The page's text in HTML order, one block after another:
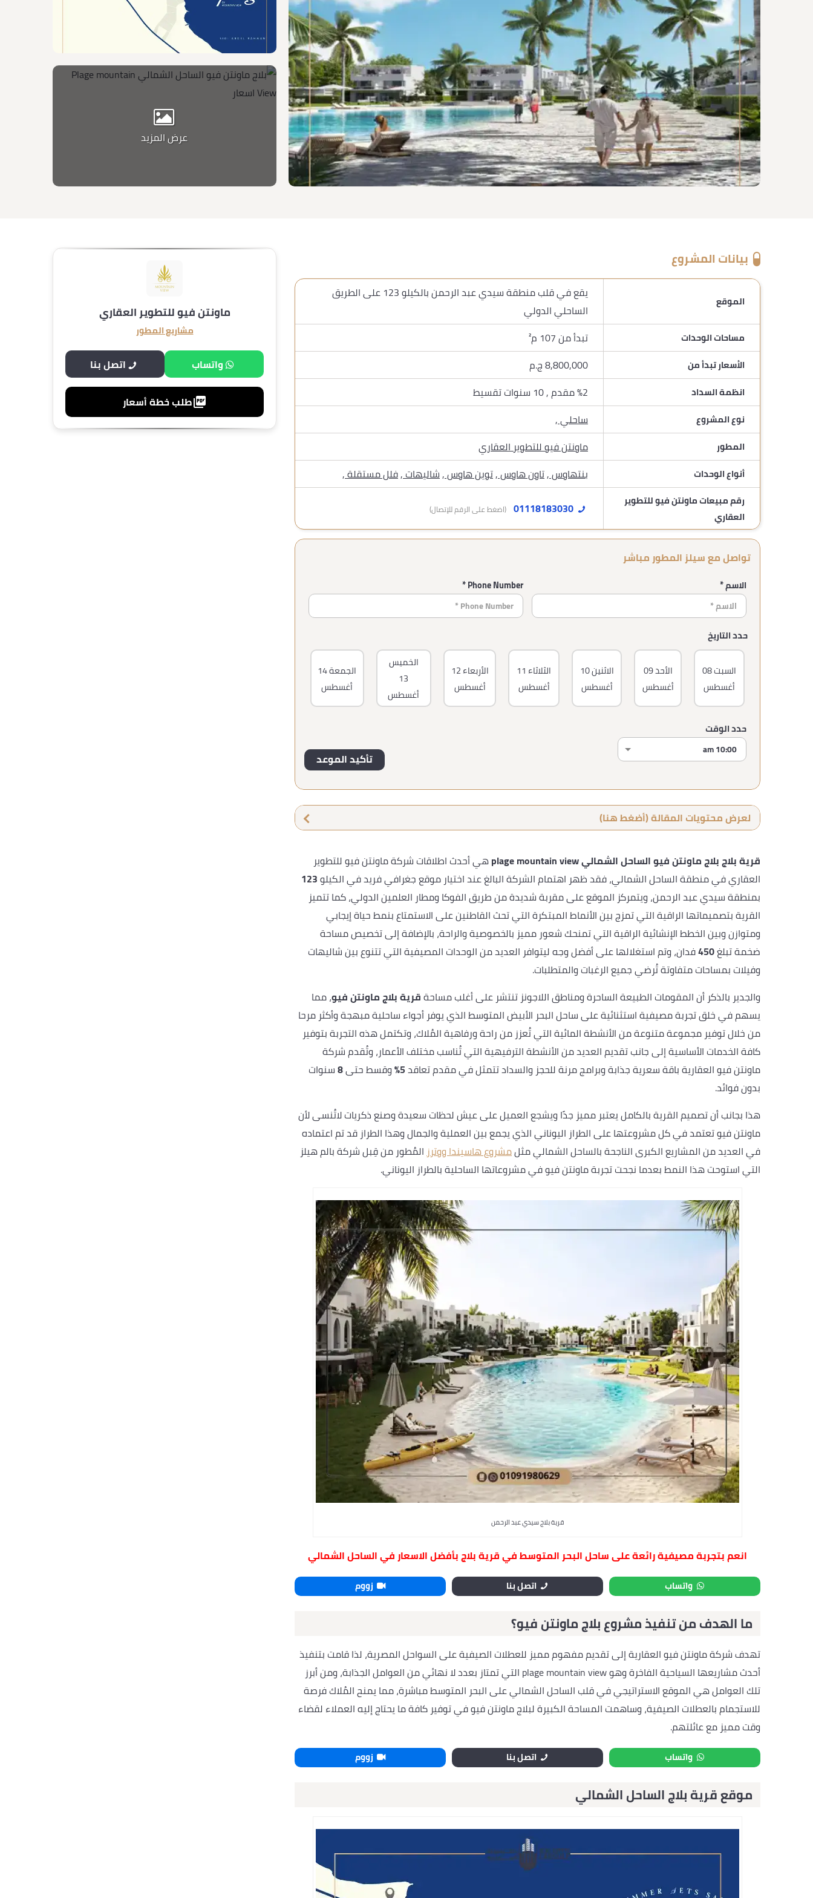
عرض المزيد
بيانات المشروع
الموقع
يقع في قلب منطقة سيدي عبد الرحمن بالكيلو 123 على الطريق
الساحلي الدولي
مساحات الوحدات تبدأ من 107 م²
الأسعار تبدأ من 8,800,000 ج.م
انظمة السداد %2 مقدم , 10 سنوات تقسيط
نوع المشروع ساحلي,
المطور ماونتن فيو للتطوير العقاري
أنواع الوحدات بنتهاوس,تاون هاوس,توين هاوس,شاليهات,فلل مستقلة,
رقم مبيعات ماونتن فيو للتطوير
العقاري
01118183030 (اضغط على الرقم للإتصال)
تواصل مع سيلز المطور مباشر
الاسم * Phone Number *
حدد التاريخ
السبت08
أغسطس
الأحد09
أغسطس
الاثنين10
أغسطس
الثلاثاء 11
أغسطس
الأربعاء12
أغسطس
الخميس
13
أغسطس
الجمعة14
أغسطس
حدد الوقت
لعرض محتويات المقالة (أضغط هنا)
قرية بلاج بلاج ماونتن فيو الساحل الشمالي plage mountain view
هي أحدث اطلاقات شركة ماونتن فيو للتطوير
العقاري في منطقة الساحل الشمالي، فقد ظهر اهتمام الشركة البالغ عند اختيار موقع جغرافي فريد في الكيلو123
بمنطقة سيدي عبد الرحمن، ويتمركز الموقع على مقربة شديدة من طريق الفوكا ومطار العلمين الدولي، كما تتميز
القرية بتصميماتها الراقية التي تمزج بين الأنماط المبتكرة التي تحث القاطنين على الاستمتاع بنمط حياة إيجابي
ومتوازن وبين الخطط الإنشائية الراقية التي تمنحك شعور مميز بالخصوصية والراحة، بالإضافة إلى تخصيص مساحة
ضخمة تبلغ450فدان، وتم استغلالها على أفضل وجه ليتوافر العديد من الوحدات المصيفية التي تتنوع بين شاليهات
وفيلات بمساحات متفاوتة تُرضي جميع الرغبات والمتطلبات.
والجدير بالذكر أن المقومات الطبيعة الساحرة ومناطق اللاجونز تنتشر على أغلب مساحةقرية بلاج ماونتن فيو، مما
يسهم في خلق تجربة مصيفية استثنائية على ساحل البحر الأبيض المتوسط الذي يوفر أجواء ساحلية مبهجة وأكثر مرحا
من خلال توفير مجموعة متنوعة من الأنشطة المائية التي تُعزز من راحة ورفاهية المُلاك، وتكتمل هذه التجربة بتوفير
كافة الخدمات الأساسية إلى جانب تقديم العديد من الأنشطة الترفيهية التي تُناسب مختلف الأعمار، وتُقدم شركة
ماونتن فيو العقارية باقة سعرية جذابة وبرامج مرنة للحجز والسداد تتمثل في مقدم تعاقد5% وقسط حتى8سنوات
بدون فوائد.
هذا بجانب أن تصميم القرية بالكامل يعتبر مميز جدًا ويشجع العميل على عيش لحظات سعيدة وصنع ذكريات لاتُنسى لأن
ماونتن فيو تعتمد في كل مشروعتها على الطراز اليوناني الذي يجمع بين العملية والجمال وهذا الطراز قد تم اعتماده
في العديد من المشاريع الكبرى الناجحة بالساحل الشمالي مثلمشروع هاسيندا ووترزالمُطور من قِبل شركة بالم هيلز
التي استوحت هذا النمط بعدما نجحت تجربة ماونتن فيو في مشروعاتها الساحلية بالطراز اليوناني.
قرية بلاج سيدي عبد الرحمن
انعم بتجربة مصيفية رائعة على ساحل البحر المتوسط في قرية بلاج بأفضل الاسعار في الساحل الشمالي
واتساب اتصل بنا زووم
ما الهدف من تنفيذ مشروع بلاج ماونتن فيو؟
تهدف شركة ماونتن فيو العقارية إلى تقديم مفهوم مميز للعطلات الصيفية على السواحل المصرية، لذا قامت بتنفيذ
أحدث مشاريعها السياحية الفاخرة وهو plage mountain view التي تمتاز بعدد لا نهائي من العوامل الجذابة، ومن أبرز
تلك العوامل هي الموقع الاستراتيجي في قلب الساحل الشمالي على البحر المتوسط مباشرة، مما يمنح المُلاك فرصة
للاستجمام بالعطلات الصيفية، وساهمت المساحة الكبيرة لبلاج ماونتن فيو في توفير كافة ما يحتاج إليه العملاء لقضاء
وقت مميز مع عائلتهم.
واتساب اتصل بنا زووم
موقع قرية بلاج الساحل الشمالي
ماونتن فيو للتطوير العقاري
مشاريع المطور
واتساب اتصل بنا
طلب خطة أسعار